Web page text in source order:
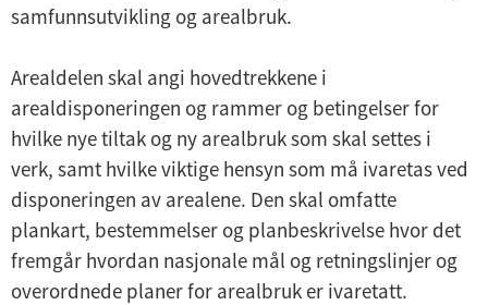
samfunnsutvikling og arealbruk.
Arealdelen skal angi hovedtrekkene i
arealdisponeringen og rammer og betingelser for
hvilke nye tiltak og ny arealbruk som skal settes i
verk, samt hvilke viktige hensyn som må ivaretas ved
disponeringen av arealene. Den skal omfatte
plankart, bestemmelser og planbeskrivelse hvor det
fremgår hvordan nasjonale mål og retningslinjer og
overordnede planer for arealbruk er ivaretatt.